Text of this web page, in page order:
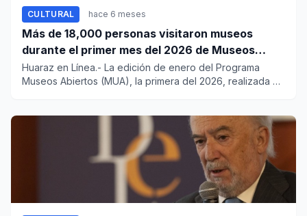
CULTURAL hace 6 meses
Más de 18,000 personas visitaron museos
durante el primer mes del 2026 de Museos
Abiertos
Huaraz en Línea.- La edición de enero del Programa
Museos Abiertos (MUA), la primera del 2026, realizada el